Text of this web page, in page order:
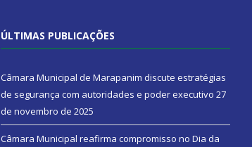
ÚLTIMAS PUBLICAÇÕES
Câmara Municipal de Marapanim discute estratégias
de segurança com autoridades e poder executivo 27
de novembro de 2025
Câmara Municipal reafirma compromisso no Dia da